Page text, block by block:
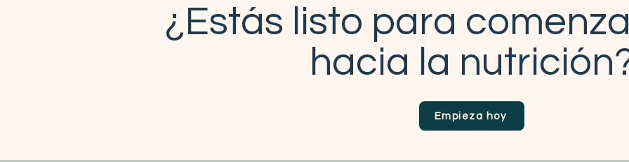
¿Estás listo para
hacia la
Empieza hoy